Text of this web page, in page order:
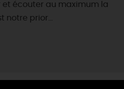
et écouter au maximum la
notre prior...